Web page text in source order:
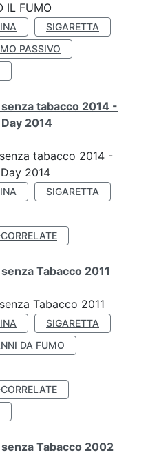
IL FUMO
SIGARETTA
PASSIVO
tabacco 2014 -
2014
tabacco 2014 -
2014
SIGARETTA
Tabacco 2011
Tabacco 2011
SIGARETTA
DA FUMO
Tabacco 2002